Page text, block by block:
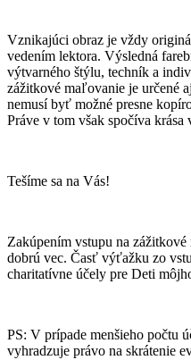
Vznikajúci obraz je vždy
vedením lektora. Výsledná
výtvarného štýlu, techník a
zážitkové maľovanie je určené
nemusí byť možné presne
Práve v tom však spočíva krása
Tešíme sa na Vás!
Zakúpením vstupu na
dobrú vec. Časť výťažku zo
charitatívne účely pre Deti
PS: V prípade menšieho počtu
vyhradzuje právo na skrátenie